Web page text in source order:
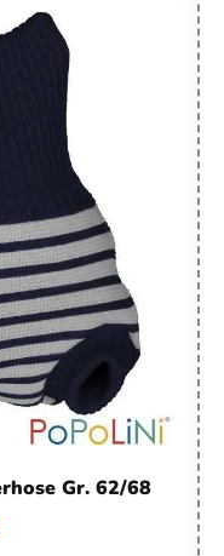
Gr. 62/68